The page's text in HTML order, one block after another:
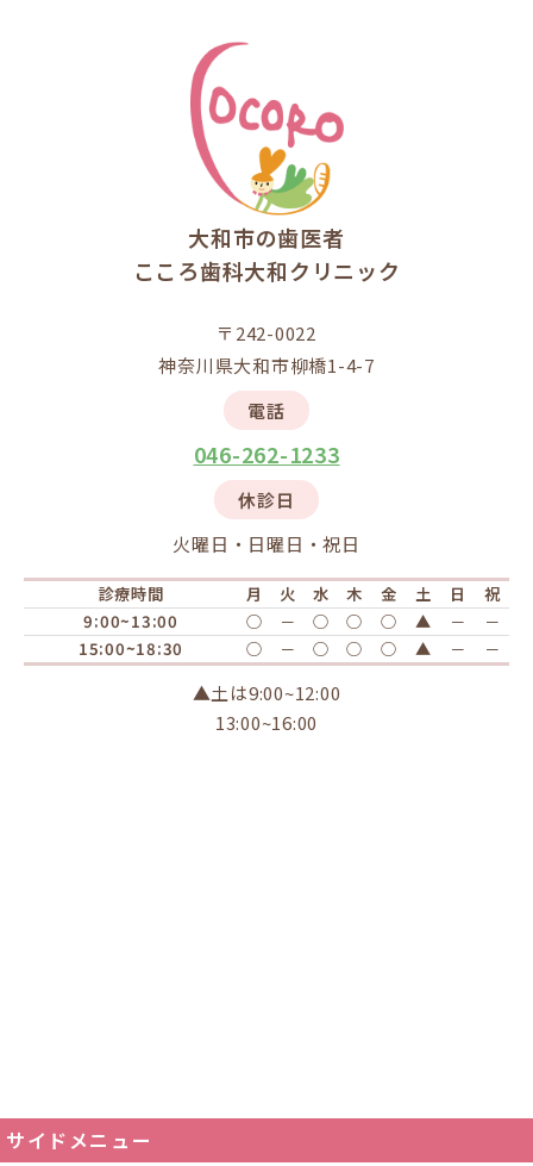
大和市の歯医者
こころ歯科大和クリニック
〒242-0022
神奈川県大和市柳橋1-4-7
電話
046-262-1233
休診日
火曜日・日曜日・祝日
診療時間 月 火 水 木 金 土 日
祝
9:00~13:00
○ － ○ ○ ○ ▲ －
－
15:00~18:30
○ － ○ ○ ○ ▲ － －
▲土は9:00~12:00
13:00~16:00
サイドメニュー